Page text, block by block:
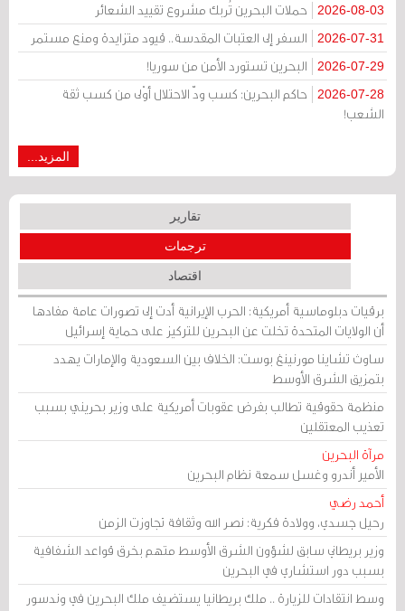
2026-08-03 حملات البحرين تُربك مشروع تقييد الشعائر
2026-07-31 السفر إلى العتبات المقدسة.. قيود متزايدة ومنع مستمر
2026-07-29 البحرين تستورد الأمن من سوريا!
2026-07-28
حاكم البحرين: كسب ودّ الاحتلال أوْلى من كسب ثقة
الشعب!
المزيد...
تقارير
ترجمات
اقتصاد
برقيات دبلوماسية أمريكية: الحرب الإيرانية أدت إلى تصورات عامة مفادها
أن الولايات المتحدة تخلت عن البحرين للتركيز على حماية إسرائيل
ساوث تشاينا مورنينغ بوست: الخلاف بين السعودية والإمارات يهدد
بتمزيق الشرق الأوسط
منظمة حقوقية تطالب بفرض عقوبات أمريكية على وزير بحريني بسبب
تعذيب المعتقلين
مرآة البحرين
الأمير أندرو وغسل سمعة نظام البحرين
أحمد رضي
رحيل جسدي، وولادة فكرية: نصر الله وثقافة تجاوزت الزمن
وزير بريطاني سابق لشؤون الشرق الأوسط متهم بخرق قواعد الشفافية
بسبب دور استشاري في البحرين
وسط انتقادات للزيارة .. ملك بريطانيا يستضيف ملك البحرين في وندسور